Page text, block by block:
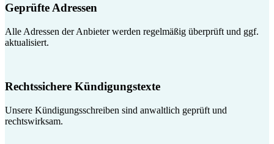
Geprüfte Adressen
Alle Adressen der Anbieter werden regelmäßig überprüft und ggf.
aktualisiert.
Rechtssichere Kündigungstexte
Unsere Kündigungsschreiben sind anwaltlich geprüft und
rechtswirksam.